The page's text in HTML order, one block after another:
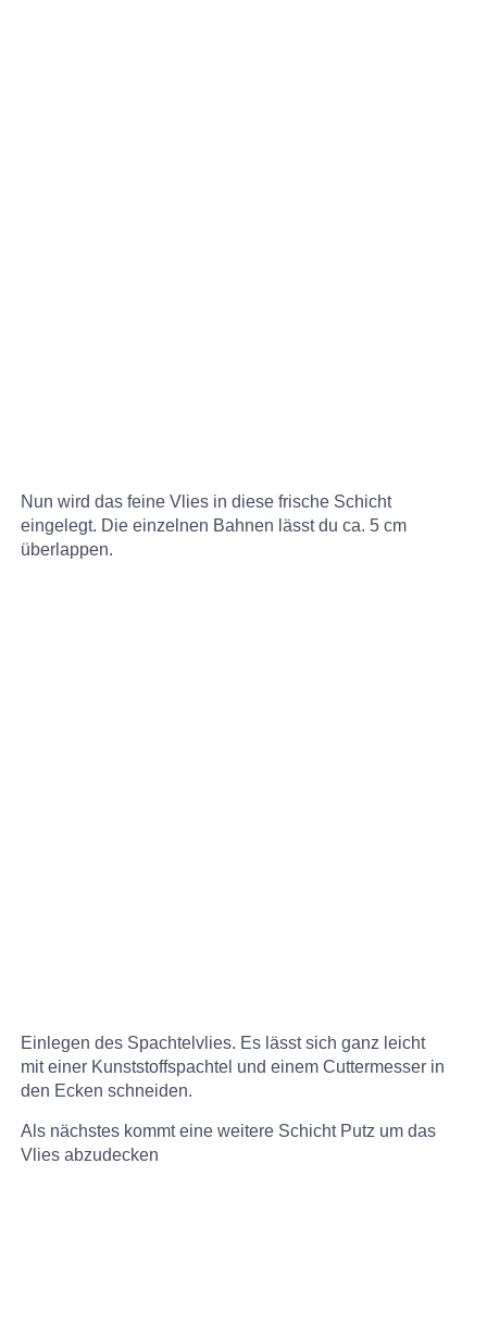
Nun wird das feine Vlies in diese frische Schicht
eingelegt. Die einzelnen Bahnen lässt du ca. 5 cm
überlappen.
Einlegen des Spachtelvlies. Es lässt sich ganz leicht
mit einer Kunststoffspachtel und einem Cuttermesser in
den Ecken schneiden.
Als nächstes kommt eine weitere Schicht Putz um das
Vlies abzudecken